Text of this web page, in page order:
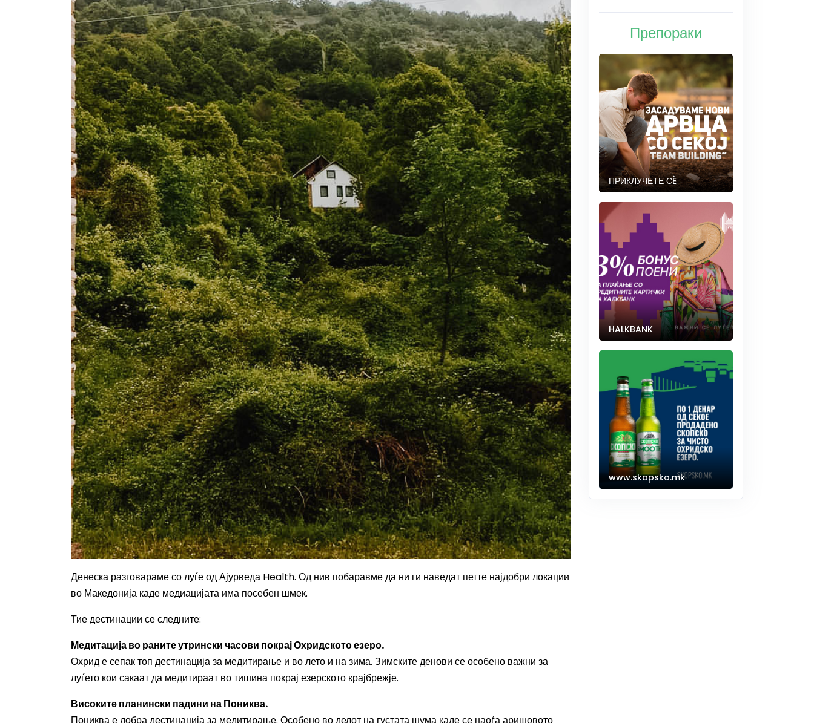
Денеска разговараме со луѓе од Ајурведа Health. Од нив побаравме да ни ги наведат петте најдобри локации
во Македонија каде медиацијата има посебен шмек.
Тие дестинации се следните:
Медитација во раните утрински часови покрај Охридското езеро.
Охрид е сепак топ дестинација за медитирање и во лето и на зима. Зимските денови се особено важни за
луѓето кои сакаат да медитираат во тишина покрај езерското крајбрежје.
Високите планински падини на Пониква.
Препораки
ПРИКЛУЧЕТЕ СÈ
HALKBANK
www.skopsko.mk